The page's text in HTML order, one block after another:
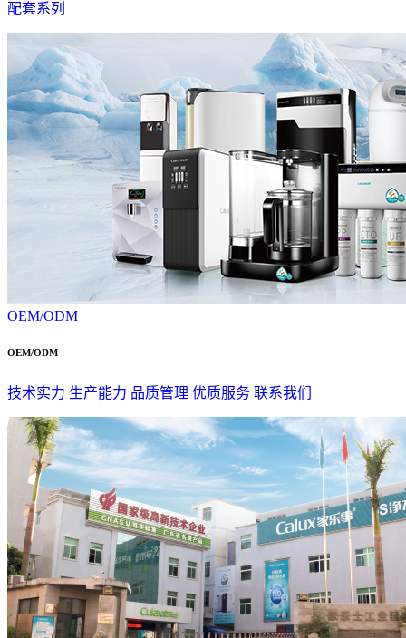
配套系列
OEM/ODM
OEM/ODM
技术实力 生产能力 品质管理 优质服务 联系我们